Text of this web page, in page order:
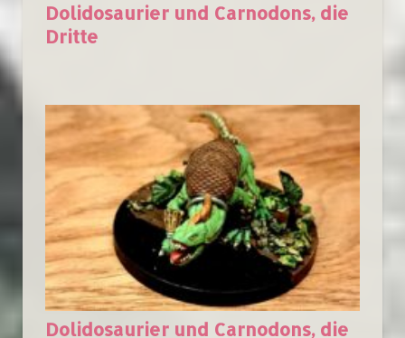
Dolidosaurier und Carnodons, die
Dritte
Dolidosaurier und Carnodons, die